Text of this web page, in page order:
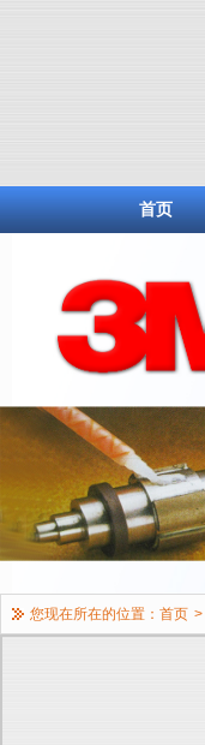
首页
您现在所在的位置： 首页 >